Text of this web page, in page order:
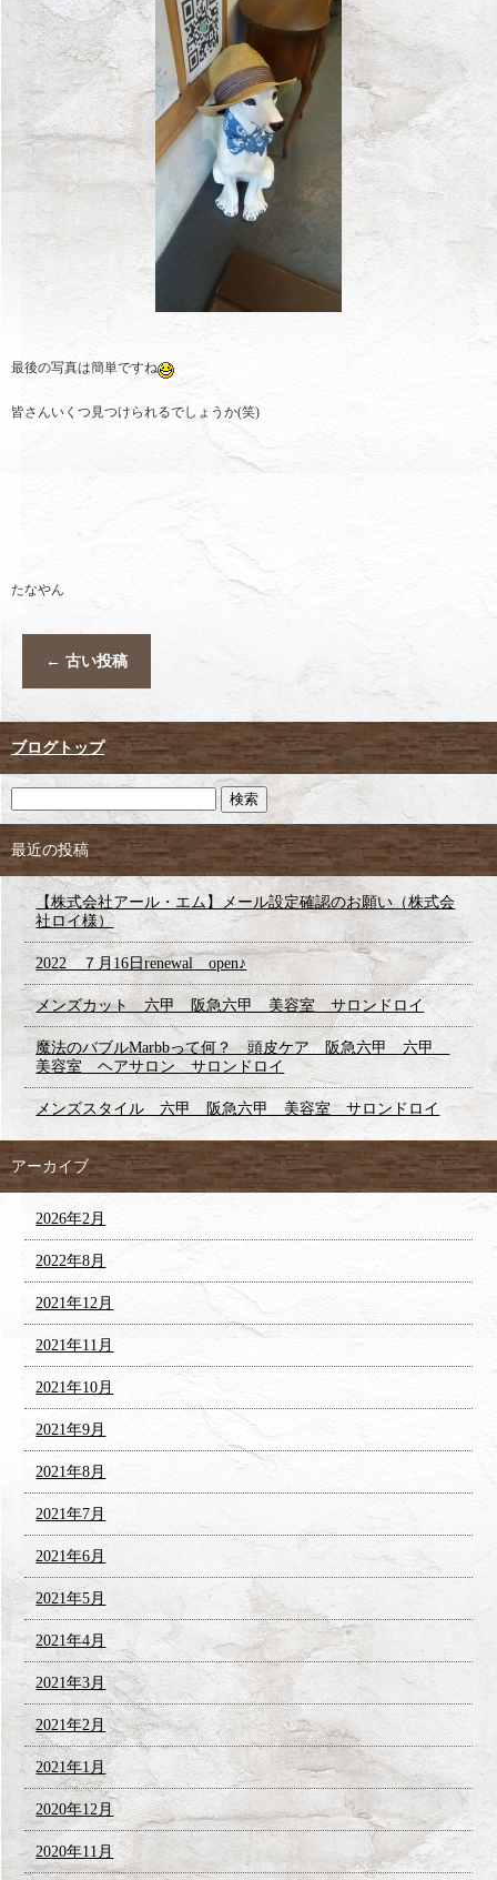
最後の写真は簡単ですね
皆さんいくつ見つけられるでしょうか(笑)
たなやん
← 古い投稿
ブログトップ
最近の投稿
【株式会社アール・エム】メール設定確認のお願い（株式会
社ロイ様）
2022 ７月16日renewal open♪
メンズカット 六甲 阪急六甲 美容室 サロンドロイ
魔法のバブルMarbbって何？ 頭皮ケア 阪急六甲 六甲
美容室 ヘアサロン サロンドロイ
メンズスタイル 六甲 阪急六甲 美容室 サロンドロイ
アーカイブ
2026年2月
2022年8月
2021年12月
2021年11月
2021年10月
2021年9月
2021年8月
2021年7月
2021年6月
2021年5月
2021年4月
2021年3月
2021年2月
2021年1月
2020年12月
2020年11月